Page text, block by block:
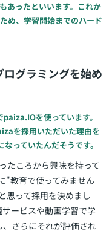
あったといいます。これか
め、学習開始までのハード
グラミングを始め
を使っています。
を採用いただいた理由を
っていたんだそうです。
たころから興味を持って
"教育で使ってみません
思って採用を決めまし
ービスや動画学習で学
さらにそれが評価され